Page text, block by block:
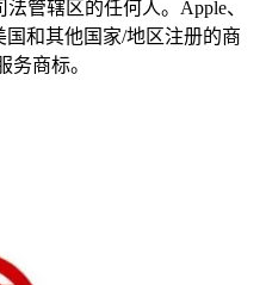
管辖区的任何人。Apple、
国和其他国家/地区注册的商
务商标。